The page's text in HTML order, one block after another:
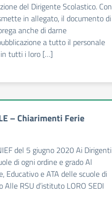
del Dirigente Scolastico. Con
in allegato, il documento di
anche di darne
a tutto il personale
in tutti i loro […]
– Chiarimenti Ferie
del 5 giugno 2020 Ai Dirigenti
di ogni ordine e grado Al
Educativo e ATA delle scuole di
Alle RSU d’istituto LORO SEDI